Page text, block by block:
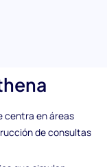
centra en áreas
de consultas